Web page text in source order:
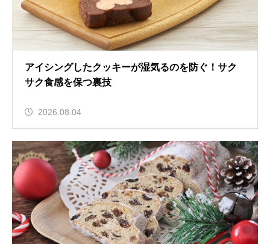
アイシングしたクッキーが湿気るのを防ぐ！サク
サク食感を保つ裏技
2026.08.04